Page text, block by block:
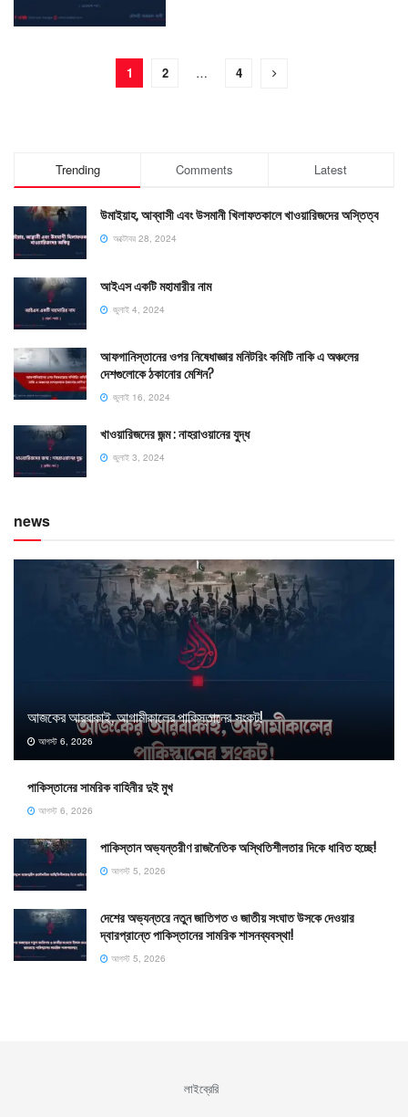
1 2 … 4
Trending Comments Latest
উমাইয়াহ, আব্বাসী এবং উসমানী খিলাফতকালে খাওয়ারিজদের অস্তিত্ব
অক্টোবর 28, 2024
আইএস একটি মহামারীর নাম
জুলাই 4, 2024
আফগানিস্তানের ওপর নিষেধাজ্ঞার মনিটরিং কমিটি নাকি এ অঞ্চলের
দেশগুলোকে ঠকানোর মেশিন?
জুলাই 16, 2024
খাওয়ারিজদের জন্ম : নাহরাওয়ানের যুদ্ধ
জুলাই 3, 2024
news
আজকের আরবাকাই, আগামীকালের পাকিস্তানের সংকট!
আগস্ট 6, 2026
পাকিস্তানের সামরিক বাহিনীর দুই মুখ
আগস্ট 6, 2026
পাকিস্তান অভ্যন্তরীণ রাজনৈতিক অস্থিতিশীলতার দিকে ধাবিত হচ্ছে!
আগস্ট 5, 2026
দেশের অভ্যন্তরে নতুন জাতিগত ও জাতীয় সংঘাত উসকে দেওয়ার
দ্বারপ্রান্তে পাকিস্তানের সামরিক শাসনব্যবস্থা!
আগস্ট 5, 2026
লাইব্রেরি